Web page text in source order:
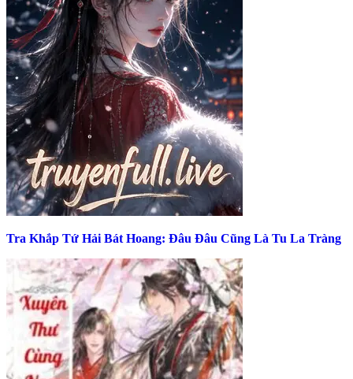
Tra Khắp Tứ Hải Bát Hoang: Đâu Đâu Cũng Là Tu La Tràng